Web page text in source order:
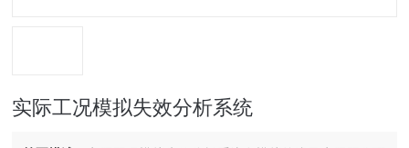
实际工况模拟失效分析系统